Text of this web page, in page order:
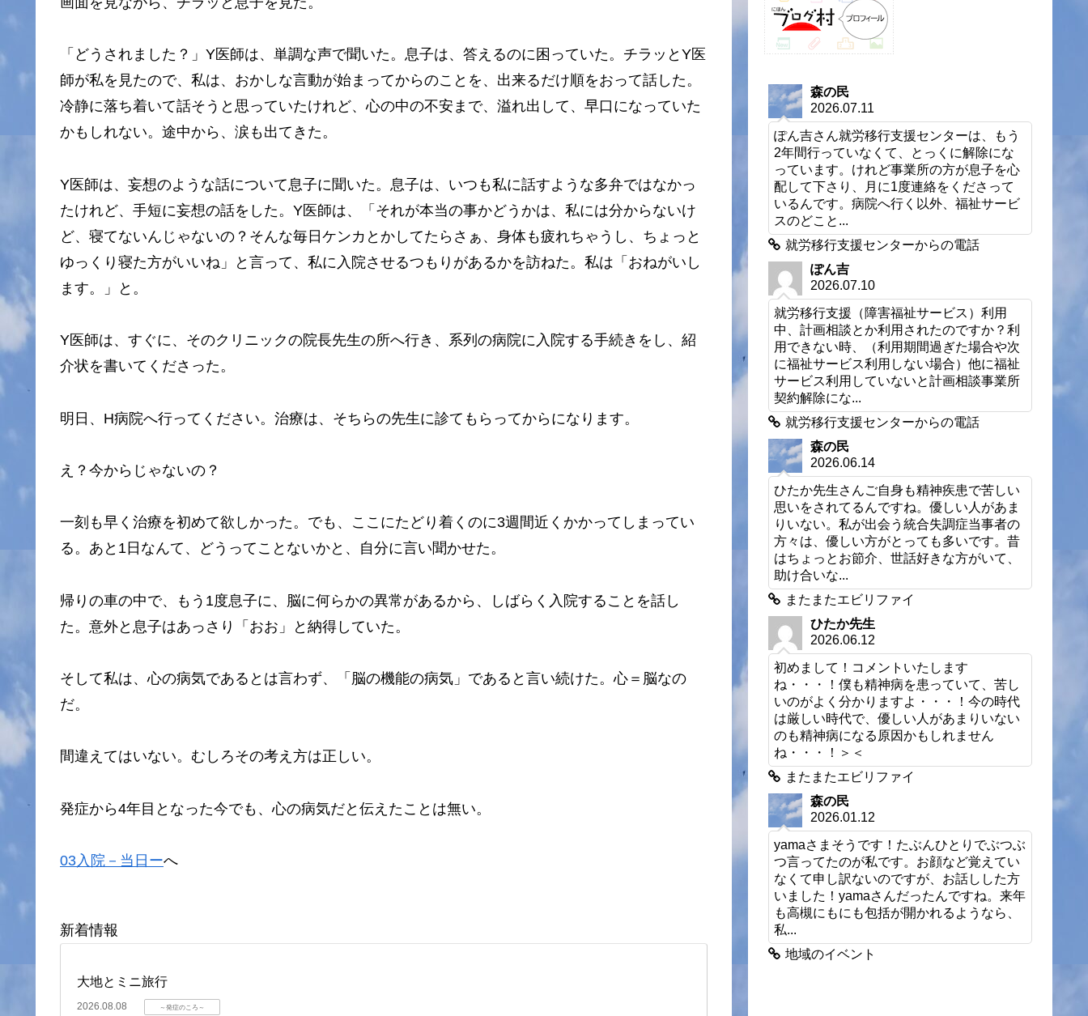
「どうされました？」Y医師は、単調な声で聞いた。息子は、答えるのに困っていた。チラッとY医
師が私を見たので、私は、おかしな言動が始まってからのことを、出来るだけ順をおって話した。
冷静に落ち着いて話そうと思っていたけれど、心の中の不安まで、溢れ出して、早口になっていた
かもしれない。途中から、涙も出てきた。
Y医師は、妄想のような話について息子に聞いた。息子は、いつも私に話すような多弁ではなかっ
たけれど、手短に妄想の話をした。Y医師は、「それが本当の事かどうかは、私には分からないけ
ど、寝てないんじゃないの？そんな毎日ケンカとかしてたらさぁ、身体も疲れちゃうし、ちょっと
ゆっくり寝た方がいいね」と言って、私に入院させるつもりがあるかを訪ねた。私は「おねがいし
ます。」と。
Y医師は、すぐに、そのクリニックの院長先生の所へ行き、系列の病院に入院する手続きをし、紹
介状を書いてくださった。
明日、H病院へ行ってください。治療は、そちらの先生に診てもらってからになります。
え？今からじゃないの？
一刻も早く治療を初めて欲しかった。でも、ここにたどり着くのに3週間近くかかってしまってい
る。あと1日なんて、どうってことないかと、自分に言い聞かせた。
帰りの車の中で、もう1度息子に、脳に何らかの異常があるから、しばらく入院することを話し
た。意外と息子はあっさり「おお」と納得していた。
そして私は、心の病気であるとは言わず、「脳の機能の病気」であると言い続けた。心＝脳なの
だ。
間違えてはいない。むしろその考え方は正しい。
発症から4年目となった今でも、心の病気だと伝えたことは無い。
03入院－当日ーへ
新着情報
大地とミニ旅行
2026.08.08 ～発症のころ～
森の民
2026.07.11
ぽん吉さん就労移行支援センターは、もう
2年間行っていなくて、とっくに解除にな
っています。けれど事業所の方が息子を心
配して下さり、月に1度連絡をくださって
いるんです。病院へ行く以外、福祉サービ
スのどこと...
就労移行支援センターからの電話
ぽん吉
2026.07.10
就労移行支援（障害福祉サービス）利用
中、計画相談とか利用されたのですか？利
用できない時、（利用期間過ぎた場合や次
に福祉サービス利用しない場合）他に福祉
サービス利用していないと計画相談事業所
契約解除にな...
就労移行支援センターからの電話
森の民
2026.06.14
ひたか先生さんご自身も精神疾患で苦しい
思いをされてるんですね。優しい人があま
りいない。私が出会う統合失調症当事者の
方々は、優しい方がとっても多いです。昔
はちょっとお節介、世話好きな方がいて、
助け合いな...
またまたエビリファイ
ひたか先生
2026.06.12
初めまして！コメントいたします
ね・・・！僕も精神病を患っていて、苦し
いのがよく分かりますよ・・・！今の時代
は厳しい時代で、優しい人があまりいない
のも精神病になる原因かもしれません
ね・・・！＞＜
またまたエビリファイ
森の民
2026.01.12
yamaさまそうです！たぶんひとりでぶつぶ
つ言ってたのが私です。お顔など覚えてい
なくて申し訳ないのですが、お話しした方
いました！yamaさんだったんですね。来年
も高槻にもにも包括が開かれるようなら、
私...
地域のイベント